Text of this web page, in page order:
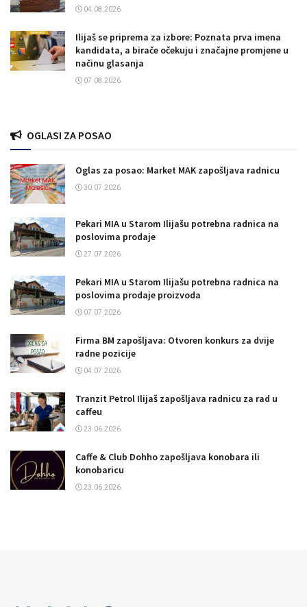
04.08.2026.
Ilijaš se priprema za izbore: Poznata prva imena
kandidata, a birače očekuju i značajne promjene u
načinu glasanja
07.08.2026.
OGLASI ZA POSAO
Oglas za posao: Market MAK zapošljava radnicu
30.07.2026.
Pekari MIA u Starom Ilijašu potrebna radnica na
poslovima prodaje
27.07.2026.
Pekari MIA u Starom Ilijašu potrebna radnica na
poslovima prodaje proizvoda
07.07.2026.
Firma BM zapošljava: Otvoren konkurs za dvije
radne pozicije
04.07.2026.
Tranzit Petrol Ilijaš zapošljava radnicu za rad u
caffeu
23.06.2026.
Caffe & Club Dohho zapošljava konobara ili
konobaricu
23.06.2026.